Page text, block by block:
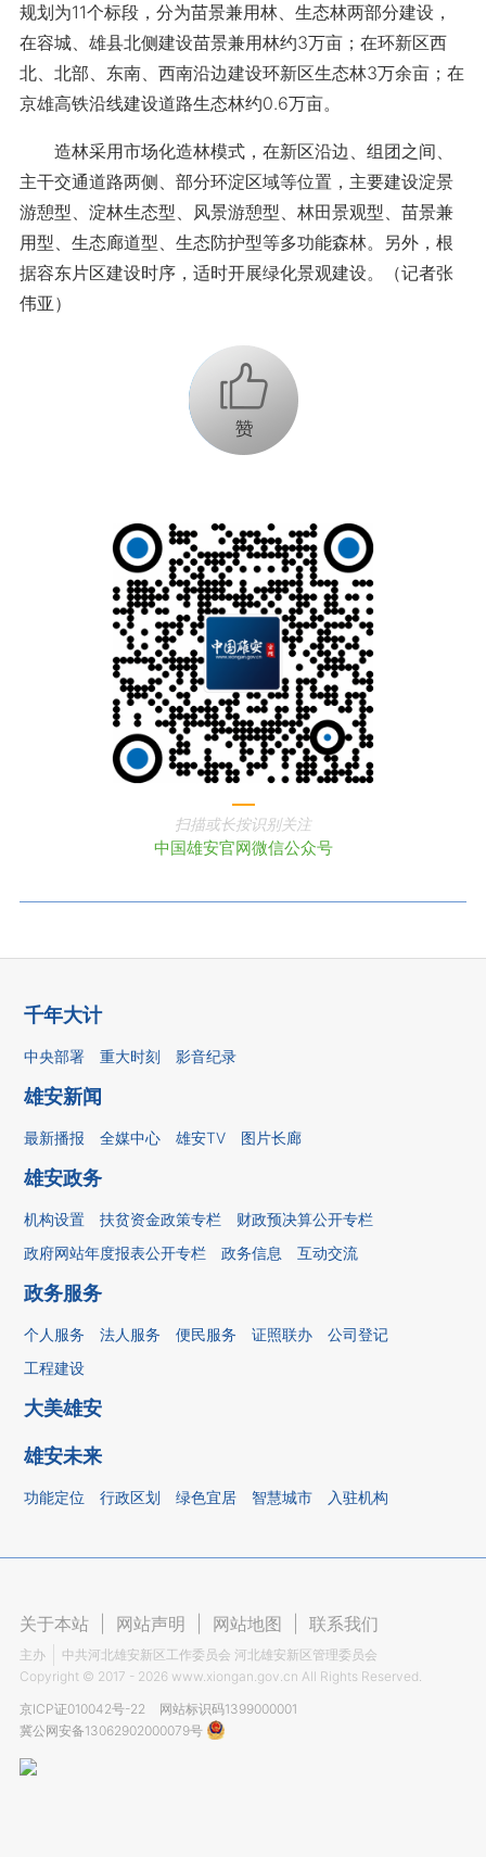
规划为11个标段，分为苗景兼用林、生态林两部分建设，
在容城、雄县北侧建设苗景兼用林约3万亩；在环新区西
北、北部、东南、西南沿边建设环新区生态林3万余亩；在
京雄高铁沿线建设道路生态林约0.6万亩。
造林采用市场化造林模式，在新区沿边、组团之间、
主干交通道路两侧、部分环淀区域等位置，主要建设淀景
游憩型、淀林生态型、风景游憩型、林田景观型、苗景兼
用型、生态廊道型、生态防护型等多功能森林。另外，根
据容东片区建设时序，适时开展绿化景观建设。（记者张
伟亚）
+1
扫描或长按识别关注
中国雄安官网微信公众号
千年大计
中央部署 重大时刻 影音纪录
雄安新闻
最新播报 全媒中心 雄安TV 图片长廊
雄安政务
机构设置 扶贫资金政策专栏
财政预决算公开专栏
政府网站年度报表公开专栏
政务信息 互动交流
政务服务
个人服务 法人服务 便民服务 证照联办
公司登记
工程建设
大美雄安
雄安未来
功能定位 行政区划 绿色宜居 智慧城市 入驻机构
关于本站 网站声明 网站地图 联系我们
主办
中共河北雄安新区工作委员会 河北雄安新区管理委员会
Copyright © 2017 - 2026 www.xiongan.gov.cn All Rights Reserved.
京ICP证010042号-22
网站标识码1399000001
冀公网安备13062902000079号